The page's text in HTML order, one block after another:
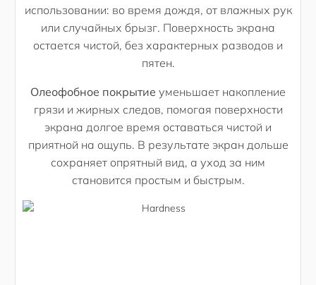
использовании: во время дождя, от влажных рук
или случайных брызг. Поверхность экрана
остается чистой, без характерных разводов и
пятен.
Олеофобное покрытие уменьшает накопление
грязи и жирных следов, помогая поверхности
экрана долгое время оставаться чистой и
приятной на ощупь. В результате экран дольше
сохраняет опрятный вид, а уход за ним
становится простым и быстрым.